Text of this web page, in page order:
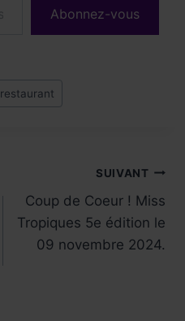
Abonnez-vous
restaurant
SUIVANT
Coup de Coeur ! Miss
Tropiques 5e édition le
09 novembre 2024.